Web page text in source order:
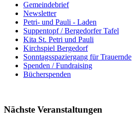
Gemeindebrief
Newsletter
Petri- und Pauli - Laden
Suppentopf / Bergedorfer Tafel
Kita St. Petri und Pauli
Kirchspiel Bergedorf
Sonntagsspaziergang für Trauernde
Spenden / Fundraising
Bücherspenden
Nächste Veranstaltungen